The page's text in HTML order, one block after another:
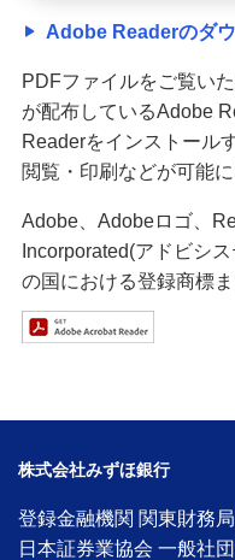
Adobe Readerのダ
PDFファイルをご覧い
が配布しているAdobe
Readerをインストール
閲覧・印刷などが可能に
Adobe、Adobeロゴ、
Incorporated(アドビシ
の国における登録商標ま
株式会社みずほ銀行
登録金融機関 関東財務
日本証券業協会 一般社